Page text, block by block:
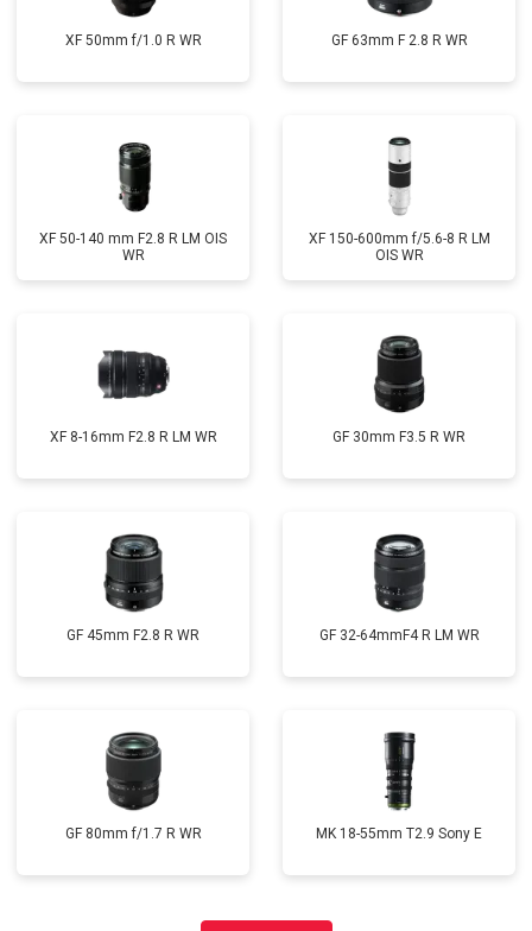
XF 50mm f/1.0 R WR GF 63mm F 2.8 R WR
XF 50-140 mm F2.8 R LM OIS
WR
XF 150-600mm f/5.6-8 R LM
OIS WR
XF 8-16mm F2.8 R LM WR GF 30mm F3.5 R WR
GF 45mm F2.8 R WR GF 32-64mmF4 R LM WR
GF 80mm f/1.7 R WR MK 18-55mm T2.9 Sony E